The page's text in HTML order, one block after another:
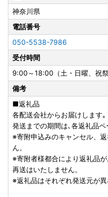
【ふるまどについて】
「ふるまど」では、複数回
トップ特例申請をまとめて
ぜひ会員登録の上ご活用く
下記リンクよりオンライン
用いただけます。
【ふるまどリンク】
https://furumado.jp/
【ご利用手順】
---------------------------
2.「ふるまど」に新規アカウ
3.寄附情報を登録
4.ワンストップ特例申請を実
神奈川県
電話番号
050-5538-7986
受付時間
9:00～18:00（土・日曜、祝
備考
■返礼品
各配送会社からお届けします｡
発送までの期間は､各返礼品
※寄附申込みのキャンセル、
ん。
※寄附者様都合により返礼品
再送はいたしません。
※返礼品はそれぞれ発送元が異